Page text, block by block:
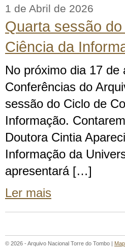
1 de Abril de 2026
Quarta sessão
Ciência da
No próximo dia 17
Conferências do
sessão do Ciclo de
Informação.
Doutora Cintia
Informação da
apresentará […]
Ler mais
© 2026 - Arquivo Nacional Torre do Tombo |